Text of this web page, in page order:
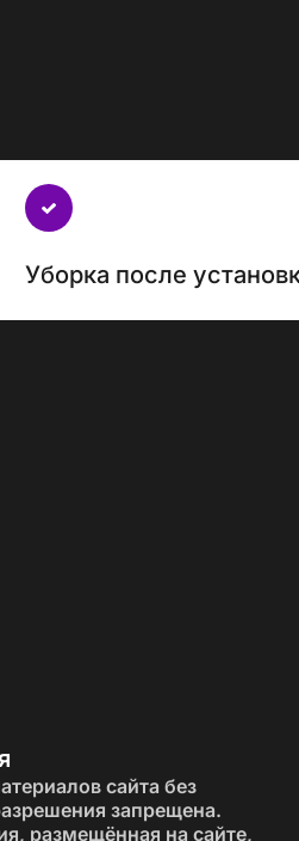
Уборка после
сайта без
запрещена.
размещённая на сайте,